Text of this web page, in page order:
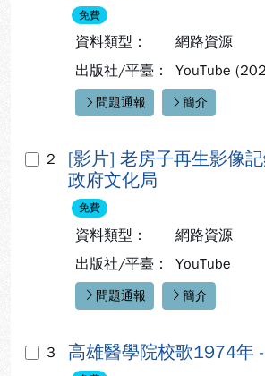
免費
資料類型：
網路資源
出版社/平臺：
YouTube
快速連結：
問題通報 簡介
2
[影片] 老房子再生影像
政府文化局
免費
資料類型：
網路資源
出版社/平臺：
YouTube
快速連結：
問題通報 簡介
3 高雄醫學院校歌1974年